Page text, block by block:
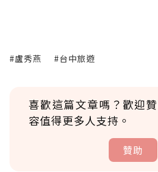
#盧秀燕 #台中旅遊
喜歡這篇文章嗎？歡迎
容值得更多人支持。
贊助